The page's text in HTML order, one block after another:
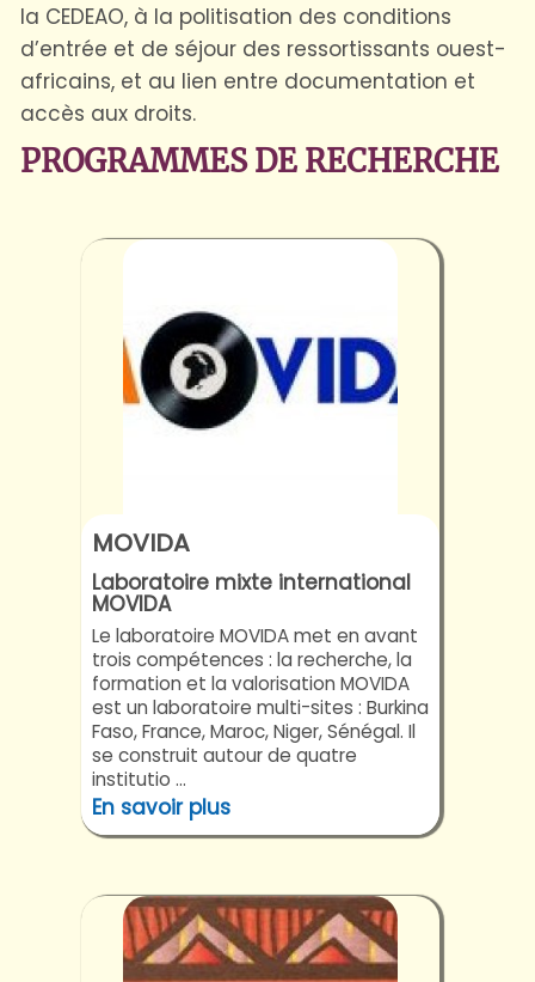
la CEDEAO, à la politisation des conditions
d’entrée et de séjour des ressortissants ouest-
africains, et au lien entre documentation et
accès aux droits.
PROGRAMMES DE RECHERCHE
MOVIDA
Laboratoire mixte international
MOVIDA
Le laboratoire MOVIDA met en avant
trois compétences : la recherche, la
formation et la valorisation MOVIDA
est un laboratoire multi-sites : Burkina
Faso, France, Maroc, Niger, Sénégal. Il
se construit autour de quatre
institutio ...
En savoir plus